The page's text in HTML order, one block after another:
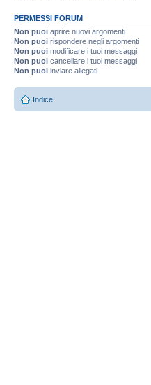
PERMESSI FORUM
Non puoi aprire nuovi argomenti
Non puoi rispondere negli argomenti
Non puoi modificare i tuoi messaggi
Non puoi cancellare i tuoi messaggi
Non puoi inviare allegati
Indice